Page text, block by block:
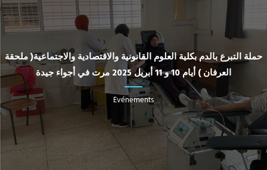
حملة التبرع بالدم بكلية العلوم القانونية والاقتصادية والاجتماعية( ملحقة
العرفان ) أيام 10 و 11 أبريل 2025 مرت في أجواء جيدة
Evénements